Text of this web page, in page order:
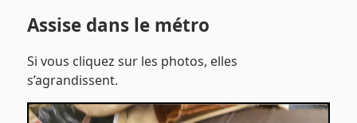
Assise dans le métro
Si vous cliquez sur les photos, elles
s’agrandissent.